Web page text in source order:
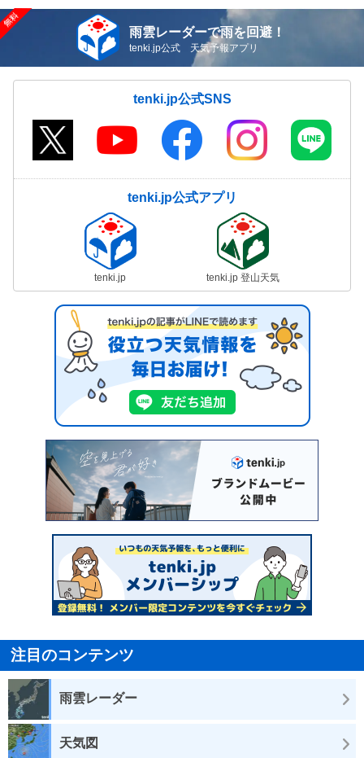
雨雲レーダーで雨を回避！
tenki.jp公式 天気予報アプリ
tenki.jp公式SNS
tenki.jp公式アプリ
tenki.jp tenki.jp 登山天気
注目のコンテンツ
雨雲レーダー
天気図